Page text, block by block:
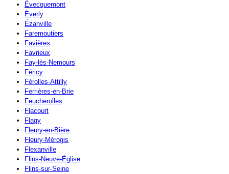
Évecquemont
Éverly
Ézanville
Faremoutiers
Favières
Favrieux
Fay-lès-Nemours
Féricy
Férolles-Attilly
Ferrières-en-Brie
Feucherolles
Flacourt
Flagy
Fleury-en-Bière
Fleury-Mérogis
Flexanville
Flins-Neuve-Église
Flins-sur-Seine